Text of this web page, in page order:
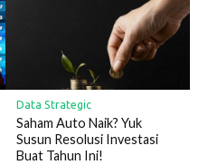
Data Strategic
Saham Auto Naik? Yuk
Susun Resolusi Investasi
Buat Tahun Ini!